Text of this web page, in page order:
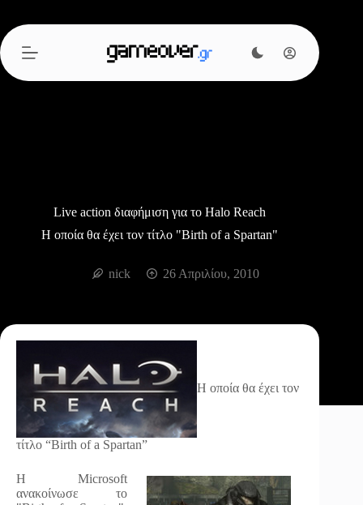
περιεχόμενο
Live action διαφήμιση για το Halo Reach
Η οποία θα έχει τον τίτλο "Birth of a Spartan"
nick 26 Απριλίου, 2010
Η οποία θα έχει τον
τίτλο “Birth of a Spartan”
Η Microsoft
ανακοίνωσε το